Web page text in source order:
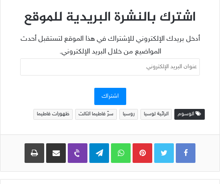
اشترك بالنشرة البريدية للموقع
أدخل بريدك الإلكتروني للإشتراك في هذا الموقع لتستقبل أحدث
المواضيع من خلال البريد الإلكتروني.
عنوان
البريد
اشتراك
الوسوم الرائية لوسيا روسيا سرّ فاطيما الثالث ظهورات فاطيما
Pinterest
WhatsApp
Telegram
Viber مشاركة عبر البريد طباعة